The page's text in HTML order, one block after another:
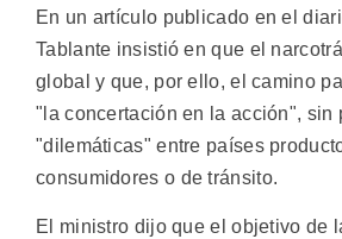
En un artículo publicado en el
Tablante insistió en que el
global y que, por ello, el camino
"la concertación en la acción", sin
"dilemáticas" entre países
consumidores o de tránsito.
El ministro dijo que el objetivo de